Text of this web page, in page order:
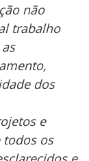
não
trabalho
dos
e
todos os